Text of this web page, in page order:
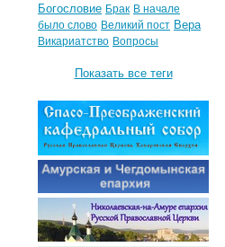
Богословие Брак В начале
было слово Великий пост Вера
Викариатство Вопросы
Показать все теги